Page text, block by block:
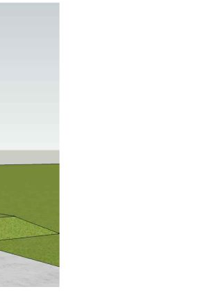
Możesz zmienić ustawienia
wszystkie. W dowolnym momencie
ustawień.